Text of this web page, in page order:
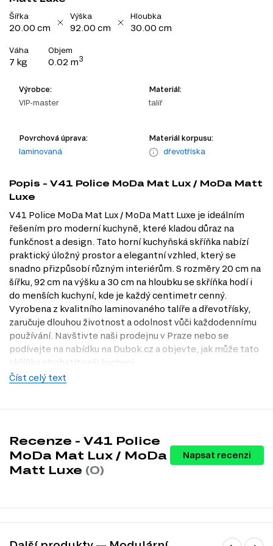
Šířka
20.00 cm
Výška
92.00 cm
Hloubka
30.00 cm
Váha
7 kg
Objem
0.02 m3
Výrobce:
VIP-master
Materiál:
talíř
Povrchová úprava:
laminovaná
Materiál korpusu:
dřevotříska
Popis - V41 Police MoDa Mat Lux / MoDa Matt
Luxe
V41 Police MoDa Mat Lux / MoDa Matt Luxe je ideálním
řešením pro moderní kuchyně, které kladou důraz na
funkčnost a design. Tato horní kuchyňská skříňka nabízí
praktický úložný prostor a elegantní vzhled, který se
snadno přizpůsobí různým interiérům. S rozměry 20 cm na
šířku, 92 cm na výšku a 30 cm na hloubku se skříňka hodí i
do menších kuchyní, kde je každý centimetr cenný.
Vyrobena z kvalitního laminovaného talíře a dřevotřísky,
zaručuje dlouhou životnost a odolnost vůči každodennímu
používání. Navštivte naši prodejnu v Praze nebo se
podívejte na nabídku na Dubok.cz a objevte, jak může tato
skříňka obohatit vaši kuchyni.
Dostupné modifikace produktu
Barva těla: bílá
wenge
dub mléčný
Číst celý text
Recenze - V41 Police
MoDa Mat Lux / MoDa
Matt Luxe (0)
Napsat recenzi